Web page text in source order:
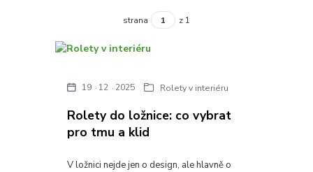
strana z 1
Rolety do ložnice: co vybrat
pro tmu a klid
19 12 2025 Rolety v interiéru
V ložnici nejde jen o design, ale hlavně o